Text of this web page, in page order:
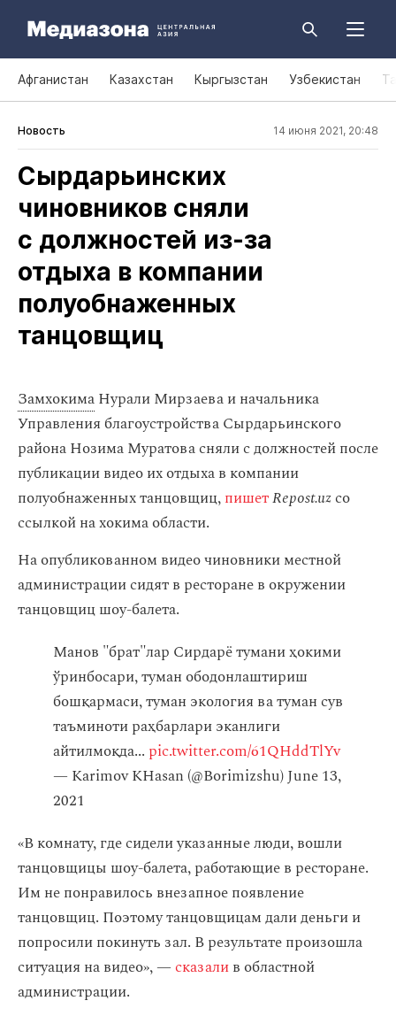
Афганистан Казахстан Кыргызстан Узбекистан
Новость 14 июня 2021, 20:48
Сырдарьинских
чиновников сняли
с должностей из‑за
отдыха в компании
полуобнаженных
танцовщиц
ЗамхокимаНурали Мирзаева и начальника
Управления благоустройства Сырдарьинского
района Нозима Муратова сняли с должностей после
публикации видео их отдыха в компании
полуобнаженных танцовщиц,пишетRepost.uzсо
ссылкой на хокима области.
На опубликованном видео чиновники местной
администрации сидят в ресторане в окружении
танцовщиц шоу-балета.
Манов "брат"лар Сирдарё тумани ҳокими
ўринбосари, туман ободонлаштириш
бошқармаси, туман экология ва туман сув
таъминоти раҳбарлари эканлиги
айтилмоқда... pic.twitter.com/61QHddTlYv
— Karimov KHasan (@Borimizshu)June 13,
2021
«В комнату, где сидели указанные люди, вошли
танцовщицы шоу-балета, работающие в ресторане.
Им не понравилось внезапное появление
танцовщиц. Поэтому танцовщицам дали деньги и
попросили покинуть зал. В результате произошла
ситуация на видео», —сказалив областной
администрации.